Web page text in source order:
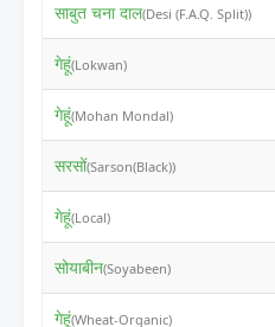
साबुत चना दाल(Desi (F.A.Q. Split))
गेहूं(Lokwan)
गेहूं(Mohan Mondal)
सरसों(Sarson(Black))
गेहूं(Local)
सोयाबीन(Soyabeen)
गेहूं(Wheat-Organic)